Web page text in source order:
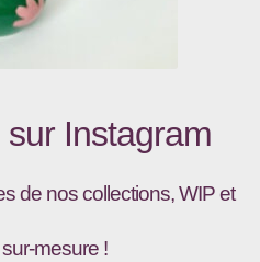
sur Instagram
de nos collections, WIP et
mesure !